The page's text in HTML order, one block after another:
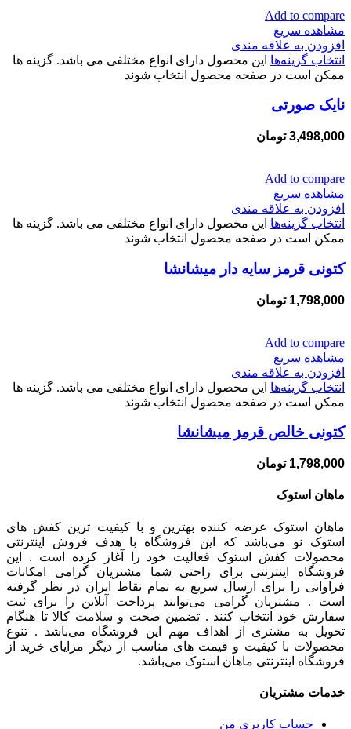
Add to compare
مشاهده سریع
افزودن به علاقه مندی
انتخاب گزینه‌ها این محصول دارای انواع مختلفی می باشد. گزینه ها
ممکن است در صفحه محصول انتخاب شوند
نایک صورتی
3,498,000 تومان
Add to compare
مشاهده سریع
افزودن به علاقه مندی
انتخاب گزینه‌ها این محصول دارای انواع مختلفی می باشد. گزینه ها
ممکن است در صفحه محصول انتخاب شوند
کتونی قرمز سایه دار میشانشا
1,798,000 تومان
Add to compare
مشاهده سریع
افزودن به علاقه مندی
انتخاب گزینه‌ها این محصول دارای انواع مختلفی می باشد. گزینه ها
ممکن است در صفحه محصول انتخاب شوند
کتونی خالص قرمز میشانشا
1,798,000 تومان
ماهان استوک
ماهان استوک عرضه کننده بهترین و با کیفیت ترین کفش های
استوک نو می‌باشد که این فروشگاه با هدف فروش اینترنتی
محصولات کفش استوک فعالیت خود را آغاز کرده است . این
فروشگاه اینترنتی برای راحتی شما مشتریان گرامی امکانات
فراوانی را برای ارسال سریع به تمام نقاط ایران در نظر گرفته
است . مشتریان گرامی می‌توانند پرداخت آنلاین را برای ثبت
سفارش خود انتخاب کنند . تضمین صحت و سلامت کالا تا هنگام
تحویل به مشتری از اهداف مهم این فروشگاه می‌باشد . تنوع
محصولات با کیفیت و قیمت های مناسب از دیگر مزایای خرید از
فروشگاه اینترنتی ماهان استوک می‌باشد.
خدمات مشتریان
حساب کاربری من